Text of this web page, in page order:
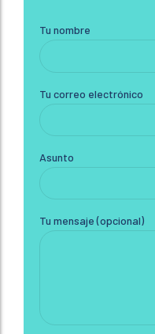
Tu nombre
Tu correo electrónico
Asunto
Tu mensaje (opcional)